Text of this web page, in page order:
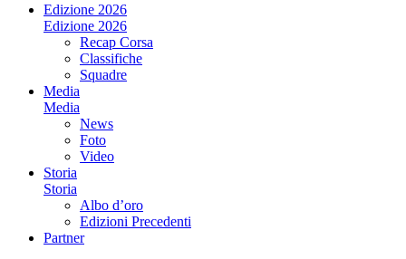
Edizione 2026
Edizione 2026
Recap Corsa
Classifiche
Squadre
Media
Media
News
Foto
Video
Storia
Storia
Albo d’oro
Edizioni Precedenti
Partner